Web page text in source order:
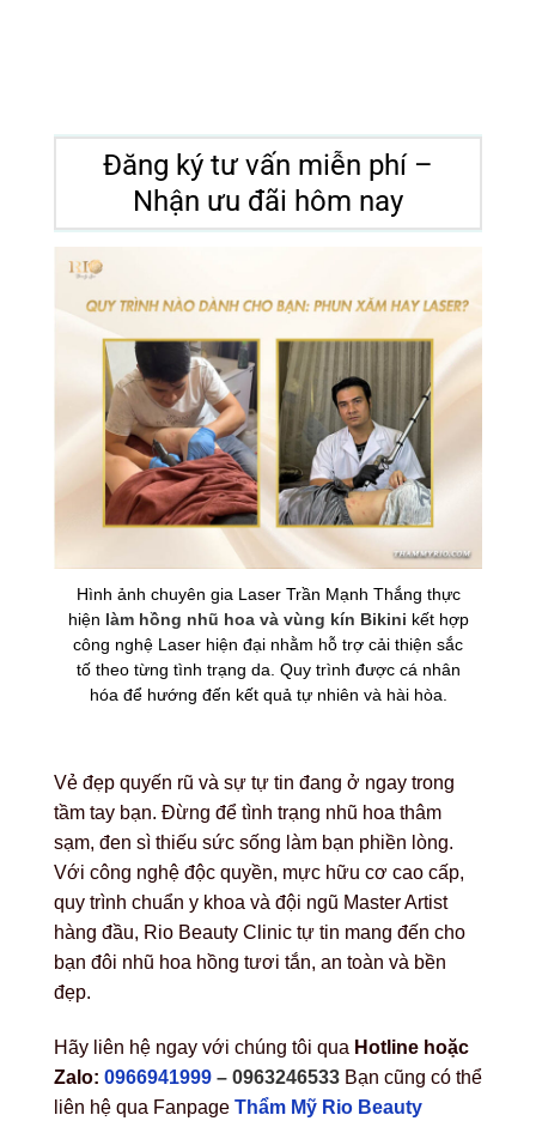
Đăng ký tư vấn miễn phí –
Nhận ưu đãi hôm nay
Hình ảnh chuyên gia Laser Trần Mạnh Thắng thực
hiện làm hồng nhũ hoa và vùng kín Bikini kết hợp
công nghệ Laser hiện đại nhằm hỗ trợ cải thiện sắc
tố theo từng tình trạng da. Quy trình được cá nhân
hóa để hướng đến kết quả tự nhiên và hài hòa.
Vẻ đẹp quyến rũ và sự tự tin đang ở ngay trong
tầm tay bạn. Đừng để tình trạng nhũ hoa thâm
sạm, đen sì thiếu sức sống làm bạn phiền lòng.
Với công nghệ độc quyền, mực hữu cơ cao cấp,
quy trình chuẩn y khoa và đội ngũ Master Artist
hàng đầu, Rio Beauty Clinic tự tin mang đến cho
bạn đôi nhũ hoa hồng tươi tắn, an toàn và bền
đẹp.
Hãy liên hệ ngay với chúng tôi qua Hotline hoặc
Zalo: 0966941999 – 0963246533 Bạn cũng có thể
liên hệ qua Fanpage Thẩm Mỹ Rio Beauty